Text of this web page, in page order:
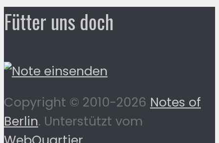
Fütter uns doch
Copyright © 2010-2026 Notes of
Berlin. Unterstützt vom